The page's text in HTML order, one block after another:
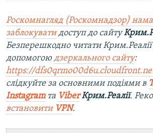
Роскомнагляд (Роскомнадзор)
заблокуватидоступ до сайту
Безперешкодно читати
допомогою дзеркального сайту:
https://
слідкуйте за основними подіями в
Instagramта ViberКрим.Реалії.
встановити VPN.